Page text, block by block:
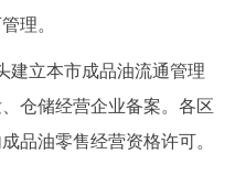
理。
立本市成品油流通管理
仓储经营企业备案。各区
品油零售经营资格许可。